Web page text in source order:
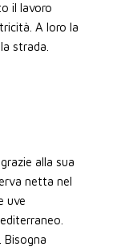
il lavoro
A loro la
strada.
alla sua
netta nel
uve